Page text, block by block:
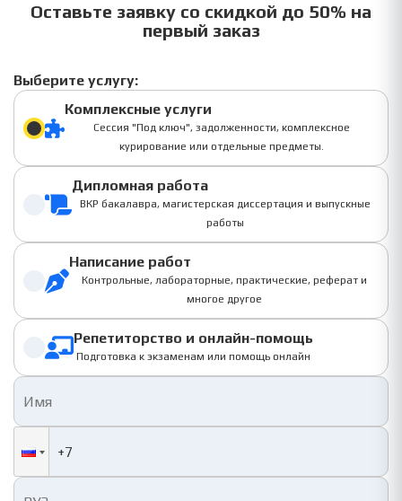
Оставьте заявку со скидкой до 50% на
первый заказ
Выберите услугу:
Комплексные услуги
Сессия "Под ключ", задолженности, комплексное
курирование или отдельные предметы.
Дипломная работа
ВКР бакалавра, магистерская диссертация и выпускные
работы
Написание работ
Контрольные, лабораторные, практические, реферат и
многое другое
Репетиторство и онлайн-помощь
Подготовка к экзаменам или помощь онлайн